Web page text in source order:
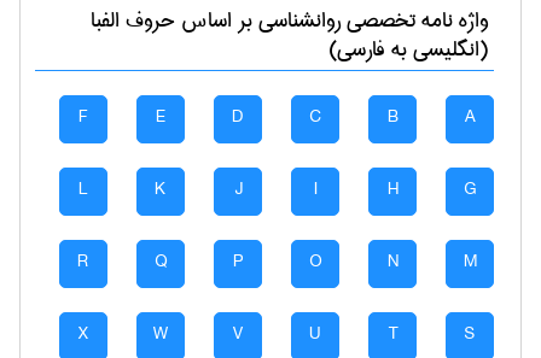
واژه نامه تخصصیروانشناسیبر اساس حروف الفبا
(انگلیسی به فارسی)
A
B
C
D
E
F
G
H
I
J
K
L
M
N
O
P
Q
R
S
T
U
V
W
X